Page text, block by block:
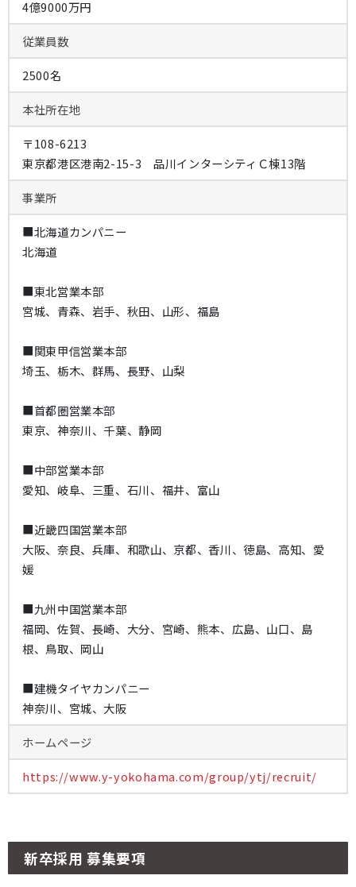
4億9000万円
従業員数
2500名
本社所在地
〒108-6213
東京都港区港南2-15-3 品川インターシティＣ棟13階
事業所
■北海道カンパニー
北海道
■東北営業本部
宮城、青森、岩手、秋田、山形、福島
■関東甲信営業本部
埼玉、栃木、群馬、長野、山梨
■首都圏営業本部
東京、神奈川、千葉、静岡
■中部営業本部
愛知、岐阜、三重、石川、福井、富山
■近畿四国営業本部
大阪、奈良、兵庫、和歌山、京都、香川、徳島、高知、愛
媛
■九州中国営業本部
福岡、佐賀、長崎、大分、宮崎、熊本、広島、山口、島
根、鳥取、岡山
■建機タイヤカンパニー
神奈川、宮城、大阪
ホームページ
https://www.y-yokohama.com/group/ytj/recruit/
新卒採用 募集要項